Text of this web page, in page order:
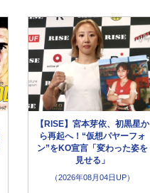
【RISE】宮本芽依、初黒星か
ら再起へ！“仮想パヤーフォ
ン”をKO宣言「変わった姿を
見せる」
（2026年08月04日UP）